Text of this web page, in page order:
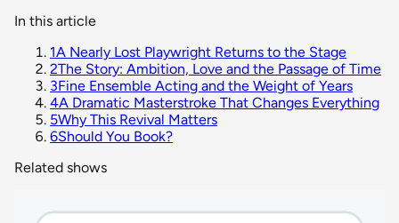
In this article
1A Nearly Lost Playwright Returns to the Stage
2The Story: Ambition, Love and the Passage of Time
3Fine Ensemble Acting and the Weight of Years
4A Dramatic Masterstroke That Changes Everything
5Why This Revival Matters
6Should You Book?
Related shows